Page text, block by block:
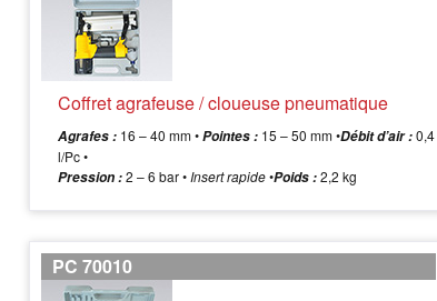
Coffret agrafeuse / cloueuse pneumatique
Agrafes : 16 – 40 mm •Pointes : 15 – 50 mm •Débit d’air :0,4
l/Pc •
Pression :2 – 6 bar • Insert rapide•Poids :2,2 kg
PC 70010